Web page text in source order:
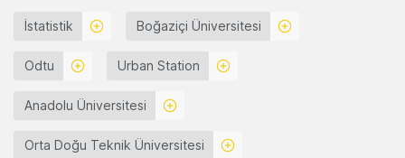
İstatistik Boğaziçi Üniversitesi
Odtu Urban Station
Anadolu Üniversitesi
Orta Doğu Teknik Üniversitesi